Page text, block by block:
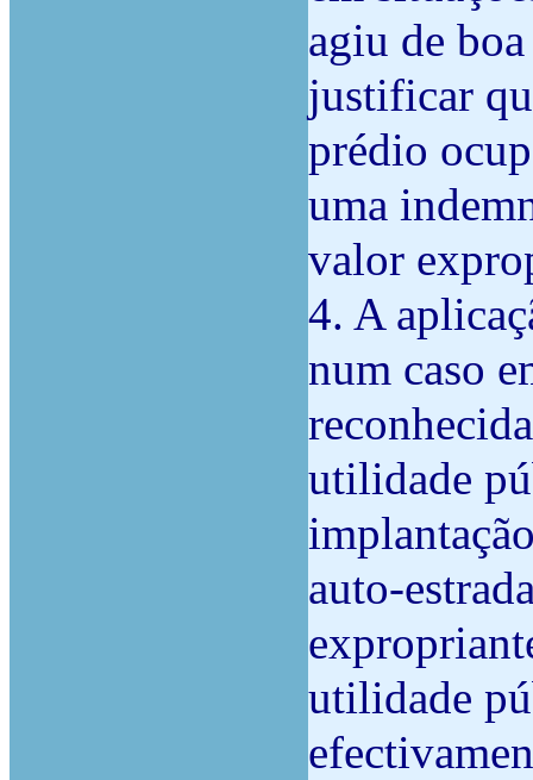
agiu de
justificar
prédio
uma
valor
4. A
num caso
utilidade
auto-
utilidade